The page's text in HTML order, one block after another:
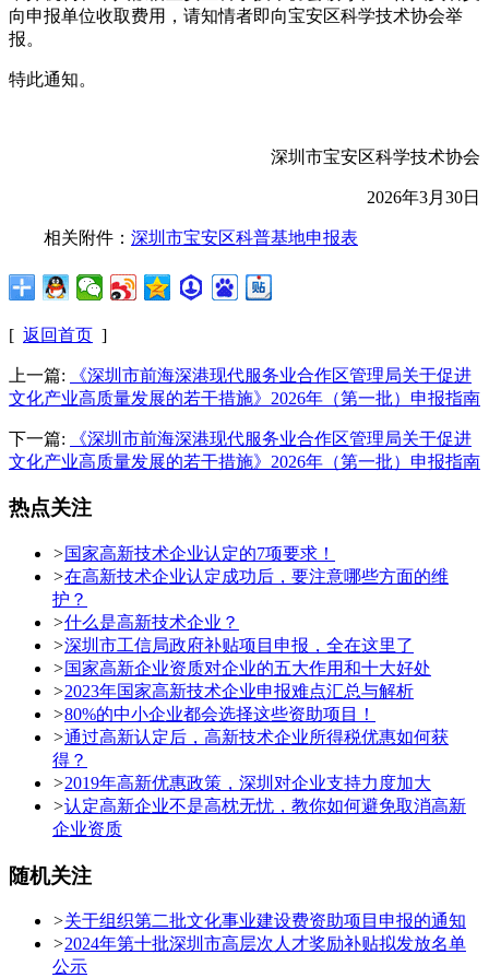
向申报单位收取费用，请知情者即向宝安区科学技术协会举
报。
特此通知。
深圳市宝安区科学技术协会
2026年3月30日
相关附件： 深圳市宝安区科普基地申报表
[ 返回首页 ]
上一篇:
《深圳市前海深港现代服务业合作区管理局关于促进
文化产业高质量发展的若干措施》2026年（第一批）申报指南
下一篇:
《深圳市前海深港现代服务业合作区管理局关于促进
文化产业高质量发展的若干措施》2026年（第一批）申报指南
热点关注
>国家高新技术企业认定的7项要求！
>在高新技术企业认定成功后，要注意哪些方面的维
护？
>什么是高新技术企业？
>深圳市工信局政府补贴项目申报，全在这里了
>国家高新企业资质对企业的五大作用和十大好处
>2023年国家高新技术企业申报难点汇总与解析
>80%的中小企业都会选择这些资助项目！
>通过高新认定后，高新技术企业所得税优惠如何获
得？
>2019年高新优惠政策，深圳对企业支持力度加大
>认定高新企业不是高枕无忧，教你如何避免取消高新
企业资质
随机关注
>关于组织第二批文化事业建设费资助项目申报的通知
>2024年第十批深圳市高层次人才奖励补贴拟发放名单
公示